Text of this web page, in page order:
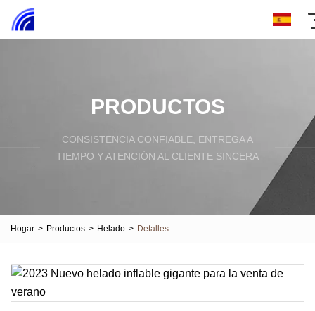
PRODUCTOS
CONSISTENCIA CONFIABLE, ENTREGA A
TIEMPO Y ATENCIÓN AL CLIENTE SINCERA
Hogar > Productos > Helado > Detalles